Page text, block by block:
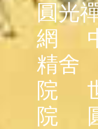
圓光
網
精舍
院
院